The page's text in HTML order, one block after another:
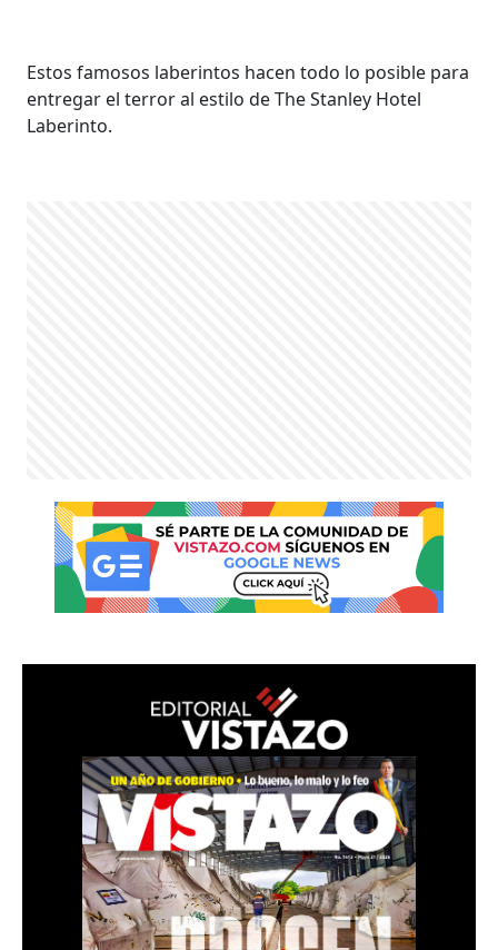
Estos famosos laberintos hacen todo lo posible para
entregar el terror al estilo de The Stanley Hotel
Laberinto.